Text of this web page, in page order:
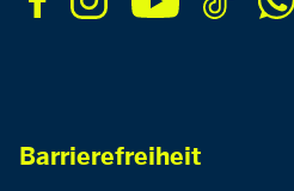
Barrierefreiheit